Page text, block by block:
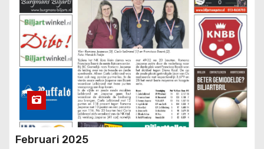
Februari 2025